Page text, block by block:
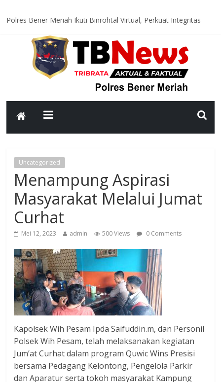
Polres Bener Meriah Ikuti Binrohtal Virtual, Perkuat Integritas
Satlantas Polres Bener Meriah Hadir di Titik Rawan, Wujudkan
Lalu Lintas Aman dan Lancar bagi Masyarakat
Polsek Syiah Utama Monitoring Huntara, Pastikan Warga
Terdampak Bencana Tempati Hunian yang Layak
Polsek Pintu Rime Gayo Pantau Akses Jalan dan Jembatan
Jagung, Dukung Ketahanan Pangan Nasional
Uncategorized
Menampung Aspirasi
Masyarakat Melalui Jumat
Curhat
Mei 12, 2023 admin 500 Views 0 Comments
Kapolsek Wih Pesam Ipda Saifuddin.m, dan Personil
Polsek Wih Pesam, telah melaksanakan kegiatan
Jum’at Curhat dalam program Quwic Wins Presisi
bersama Pedagang Kelontong, Pengelola Parkir
dan Aparatur serta tokoh masyarakat Kampung